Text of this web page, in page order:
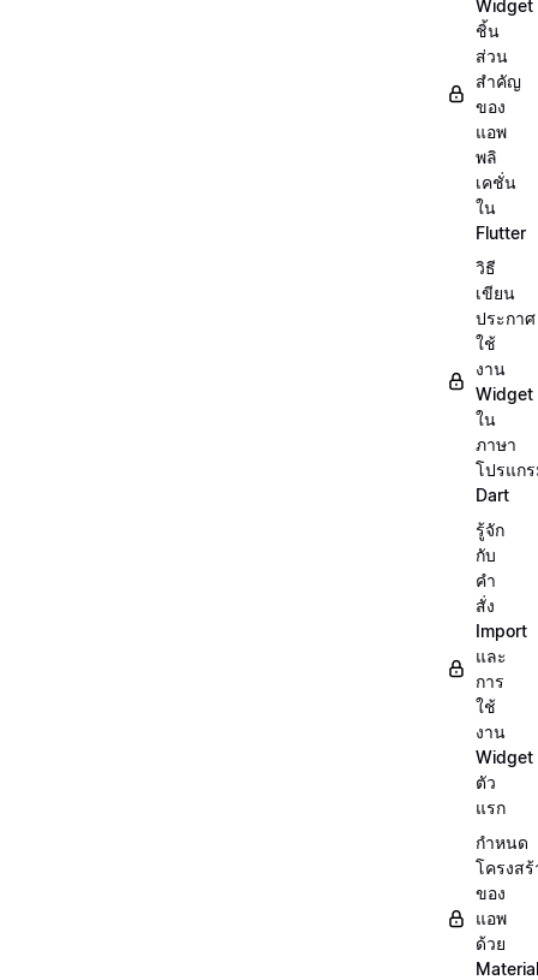
Widget
ชิ้น
ส่วน
สำคัญ
ของ
แอพ
พลิ
เคชั่น
ใน
Flutter
วิธี
เขียน
ประกาศ
ใช้
งาน
Widget
ใน
ภาษา
โปรแก
Dart
รู้จัก
กับ
คำ
สั่ง
Import
และ
การ
ใช้
งาน
Widget
ตัว
แรก
กำหนด
โครงสร้
ของ
แอพ
ด้วย